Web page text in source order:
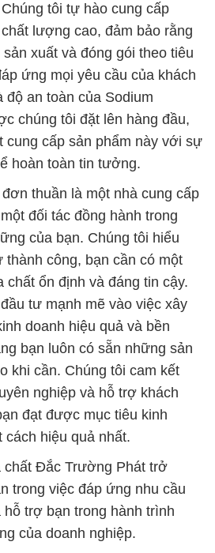
tôi tự hào cung cấp
lượng cao, đảm bảo rằng
xuất và đóng gói theo tiêu
ứng mọi yêu cầu của khách
độ an toàn của Sodium
chúng tôi đặt lên hàng đầu,
cung cấp sản phẩm này với sự
hoàn toàn tin tưởng.
thuần là một nhà cung cấp
đối tác đồng hành trong
của bạn. Chúng tôi hiểu
công, bạn cần có một
chất ổn định và đáng tin cậy.
tư mạnh mẽ vào việc xây
doanh hiệu quả và bền
bạn luôn có sẵn những sản
khi cần. Chúng tôi cam kết
nghiệp và hỗ trợ khách
đạt được mục tiêu kinh
cách hiệu quả nhất.
chất Đắc Trường Phát trở
trong việc đáp ứng nhu cầu
hỗ trợ bạn trong hành trình
của doanh nghiệp.